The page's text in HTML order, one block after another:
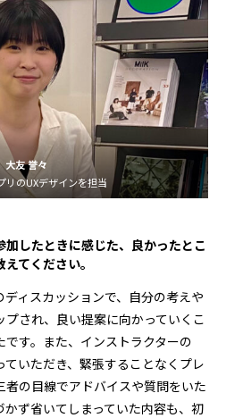
大友 誉々
リのUXデザインを担当
したときに感じた、良かったとこ
てください。
ディスカッションで、自分の考えや
され、良い提案に向かっていくこ
す。また、インストラクターの
いただき、緊張することなくプレ
の目線でアドバイスや質問をいた
ず省いてしまっていた内容も、初